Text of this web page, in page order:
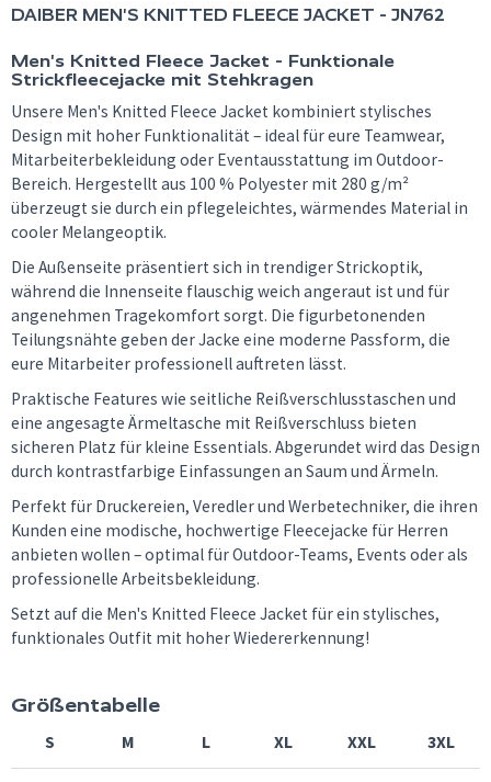
DAIBER MEN'S KNITTED FLEECE JACKET - JN762
Men's Knitted Fleece Jacket - Funktionale
Strickfleecejacke mit Stehkragen
Unsere Men's Knitted Fleece Jacket kombiniert stylisches
Design mit hoher Funktionalität – ideal für eure Teamwear,
Mitarbeiterbekleidung oder Eventausstattung im Outdoor-
Bereich. Hergestellt aus 100 % Polyester mit 280 g/m²
überzeugt sie durch ein pflegeleichtes, wärmendes Material in
cooler Melangeoptik.
Die Außenseite präsentiert sich in trendiger Strickoptik,
während die Innenseite flauschig weich angeraut ist und für
angenehmen Tragekomfort sorgt. Die figurbetonenden
Teilungsnähte geben der Jacke eine moderne Passform, die
eure Mitarbeiter professionell auftreten lässt.
Praktische Features wie seitliche Reißverschlusstaschen und
eine angesagte Ärmeltasche mit Reißverschluss bieten
sicheren Platz für kleine Essentials. Abgerundet wird das Design
durch kontrastfarbige Einfassungen an Saum und Ärmeln.
Perfekt für Druckereien, Veredler und Werbetechniker, die ihren
Kunden eine modische, hochwertige Fleecejacke für Herren
anbieten wollen – optimal für Outdoor-Teams, Events oder als
professionelle Arbeitsbekleidung.
Setzt auf die Men's Knitted Fleece Jacket für ein stylisches,
funktionales Outfit mit hoher Wiedererkennung!
Größentabelle
S M L XL XXL 3XL